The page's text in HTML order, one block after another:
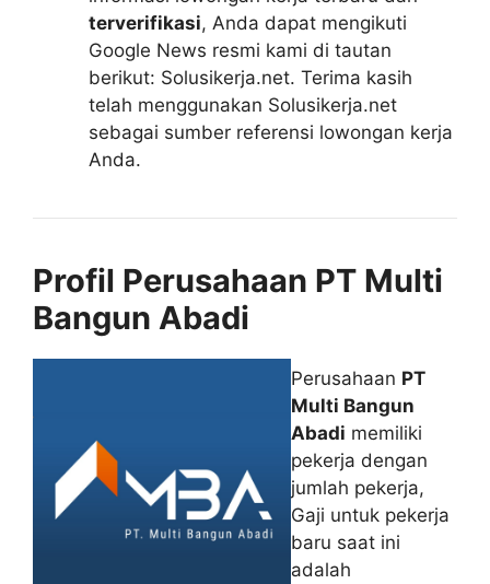
terverifikasi, Anda dapat mengikuti
Google News resmi kami di tautan
berikut: Solusikerja.net. Terima kasih
telah menggunakan Solusikerja.net
sebagai sumber referensi lowongan kerja
Anda.
Profil Perusahaan PT Multi
Bangun Abadi
Perusahaan PT
Multi Bangun
Abadi memiliki
pekerja dengan
jumlah pekerja,
Gaji untuk pekerja
baru saat ini
adalah